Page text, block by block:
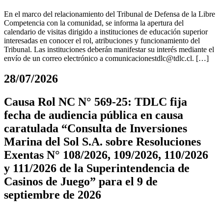
En el marco del relacionamiento del Tribunal de Defensa de la Libre
Competencia con la comunidad, se informa la apertura del
calendario de visitas dirigido a instituciones de educación superior
interesadas en conocer el rol, atribuciones y funcionamiento del
Tribunal. Las instituciones deberán manifestar su interés mediante el
envío de un correo electrónico a comunicacionestdlc@tdlc.cl. […]
28/07/2026
Causa Rol NC N° 569-25: TDLC fija
fecha de audiencia pública en causa
caratulada “Consulta de Inversiones
Marina del Sol S.A. sobre Resoluciones
Exentas N° 108/2026, 109/2026, 110/2026
y 111/2026 de la Superintendencia de
Casinos de Juego” para el 9 de
septiembre de 2026